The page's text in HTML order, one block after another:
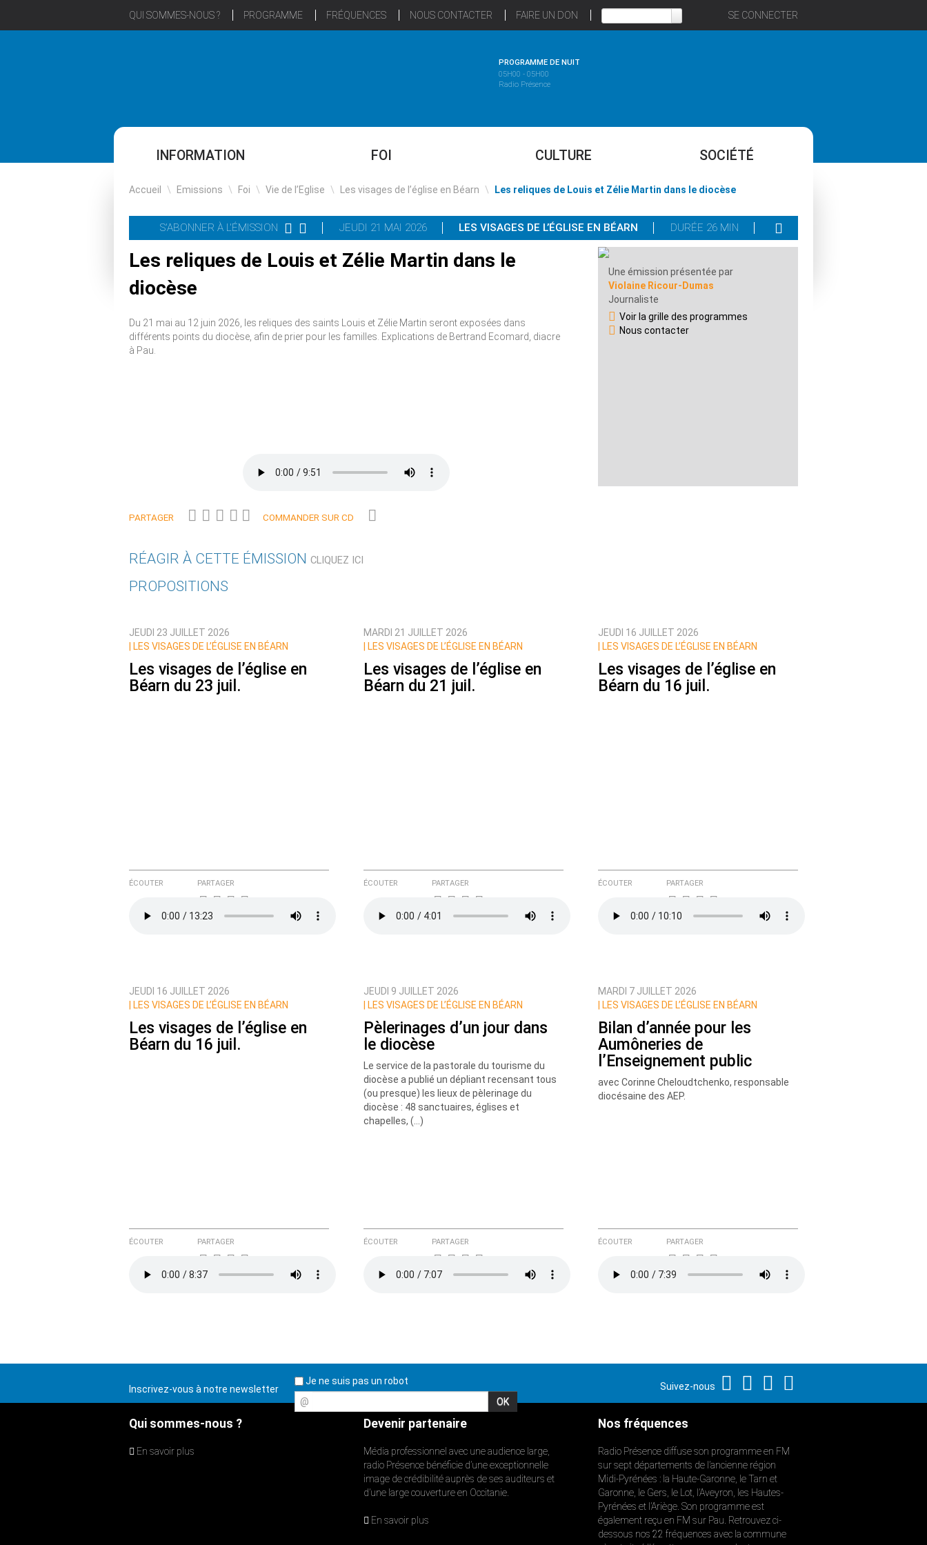
QUI SOMMES-NOUS ? PROGRAMME FRÉQUENCES NOUS CONTACTER FAIRE UN DON SE CONNECTER
PROGRAMME DE NUIT
05H00 - 05H00
Radio Présence
INFORMATION FOI CULTURE SOCIÉTÉ
Accueil \ Emissions \ Foi \ Vie de l’Eglise \ Les visages de l’église en Béarn \ Les reliques de Louis et Zélie Martin dans le diocèse
S'ABONNER À L'ÉMISSION JEUDI 21 MAI 2026 LES VISAGES DE L’ÉGLISE EN BÉARN DURÉE 26 MIN
Les reliques de Louis et Zélie Martin dans le
diocèse
Du 21 mai au 12 juin 2026, les reliques des saints Louis et Zélie Martin seront exposées dans
différents points du diocèse, afin de prier pour les familles. Explications de Bertrand Ecomard, diacre
à Pau.
PARTAGER COMMANDER SUR CD
Une émission présentée par
Violaine Ricour-Dumas
Journaliste
Voir la grille des programmes
Nous contacter
RÉAGIR À CETTE ÉMISSION CLIQUEZ ICI
Nom
Courriel (non publié)
Prévenez-moi de tous les nouveaux commentaires de cette discussion par email
PROPOSITIONS
JEUDI 23 JUILLET 2026
LES VISAGES DE L’ÉGLISE EN BÉARN
Les visages de l’église en
Béarn du 23 juil.
ÉCOUTER PARTAGER
MARDI 21 JUILLET 2026
LES VISAGES DE L’ÉGLISE EN BÉARN
Les visages de l’église en
Béarn du 21 juil.
ÉCOUTER PARTAGER
JEUDI 16 JUILLET 2026
LES VISAGES DE L’ÉGLISE EN BÉARN
Les visages de l’église en
Béarn du 16 juil.
ÉCOUTER PARTAGER
JEUDI 16 JUILLET 2026
LES VISAGES DE L’ÉGLISE EN BÉARN
Les visages de l’église en
Béarn du 16 juil.
ÉCOUTER PARTAGER
JEUDI 9 JUILLET 2026
LES VISAGES DE L’ÉGLISE EN BÉARN
Pèlerinages d’un jour dans
le diocèse
Le service de la pastorale du tourisme du
diocèse a publié un dépliant recensant tous
(ou presque) les lieux de pèlerinage du
diocèse : 48 sanctuaires, églises et
chapelles, (…)
ÉCOUTER PARTAGER
MARDI 7 JUILLET 2026
LES VISAGES DE L’ÉGLISE EN BÉARN
Bilan d’année pour les
Aumôneries de
l’Enseignement public
avec Corinne Cheloudtchenko, responsable
diocésaine des AEP.
ÉCOUTER PARTAGER
Inscrivez-vous à notre newsletter
Je ne suis pas un robot
@
Suivez-nous
Qui sommes-nous ?
En savoir plus
Devenir partenaire
Média professionnel avec une audience large,
radio Présence bénéficie d’une exceptionnelle
image de crédibilité auprès de ses auditeurs et
d’une large couverture en Occitanie.
En savoir plus
Nos fréquences
Radio Présence diffuse son programme en FM
sur sept départements de l’ancienne région
Midi-Pyrénées : la Haute-Garonne, le Tarn et
Garonne, le Gers, le Lot, l’Aveyron, les Hautes-
Pyrénées et l’Ariège. Son programme est
également reçu en FM sur Pau. Retrouvez ci-
dessous nos 22 fréquences avec la commune